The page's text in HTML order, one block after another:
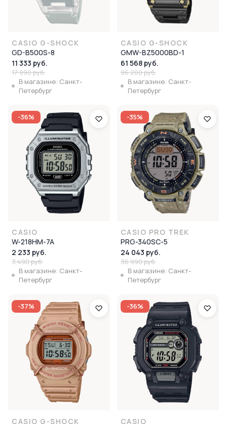
CASIO G-SHOCK
GD-B500S-8
11 333 руб.
17 990 руб.
В магазине: Санкт-
Петербург
CASIO G-SHOCK
GMW-BZ5000BD-1
61 568 руб.
96 200 руб.
В магазине: Санкт-
Петербург
-36%
CASIO
W-218HM-7A
2 233 руб.
3 490 руб.
В магазине: Санкт-
Петербург
-35%
CASIO PRO TREK
PRG-340SC-5
24 043 руб.
36 990 руб.
В магазине: Санкт-
Петербург
-37%
CASIO G-SHOCK
-36%
CASIO